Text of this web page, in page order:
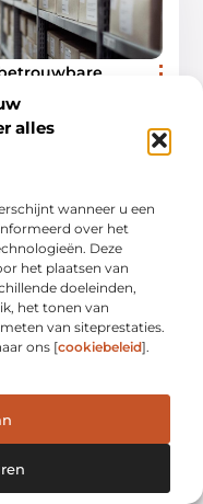
alles
wanneer u een
over het
Deze
het plaatsen van
doeleinden,
het tonen van
van siteprestaties.
ons [cookiebeleid].
cruciaal zijn Als je een
is om je ruimte
zijn
AANBIEDINGEN
Of je nu een ervaren